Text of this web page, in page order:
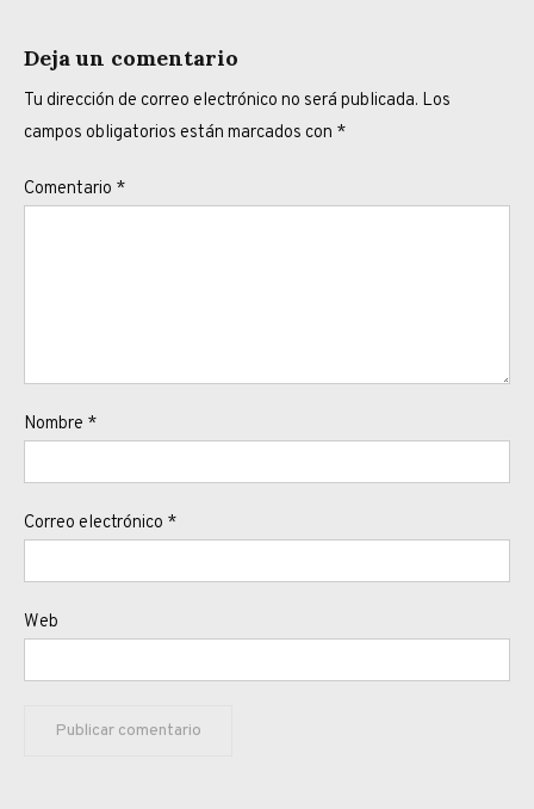
Deja un comentario
Tu dirección de correo electrónico no será publicada. Los
campos obligatorios están marcados con *
Comentario *
Nombre *
Correo electrónico *
Web